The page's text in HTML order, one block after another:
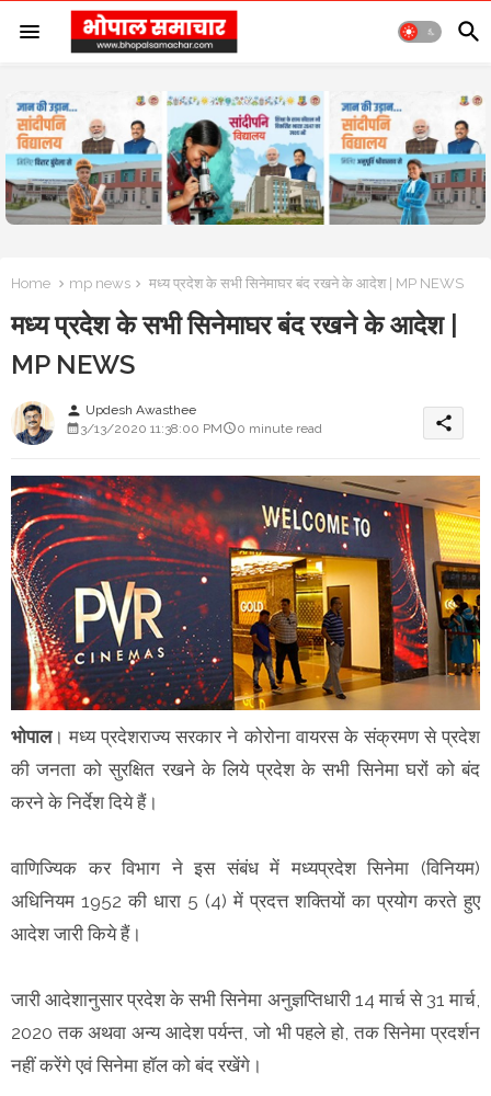
Home mp news मध्य प्रदेश के सभी सिनेमाघर बंद रखने के आदेश | MP NEWS
मध्य प्रदेश के सभी सिनेमाघर बंद रखने के आदेश |
MP NEWS
person Updesh Awasthee
3/13/2020 11:38:00 PM
0 minute read share
भोपाल। मध्य प्रदेशराज्य सरकार ने कोरोना वायरस के संक्रमण से प्रदेश
की जनता को सुरक्षित रखने के लिये प्रदेश के सभी सिनेमा घरों को बंद
करने के निर्देश दिये हैं।
वाणिज्यिक कर विभाग ने इस संबंध में मध्यप्रदेश सिनेमा (विनियम)
अधिनियम 1952 की धारा 5 (4) में प्रदत्त शक्तियों का प्रयोग करते हुए
आदेश जारी किये हैं।
जारी आदेशानुसार प्रदेश के सभी सिनेमा अनुज्ञप्तिधारी 14 मार्च से 31 मार्च,
2020 तक अथवा अन्य आदेश पर्यन्त, जो भी पहले हो, तक सिनेमा प्रदर्शन
नहीं करेंगे एवं सिनेमा हॉल को बंद रखेंगे।